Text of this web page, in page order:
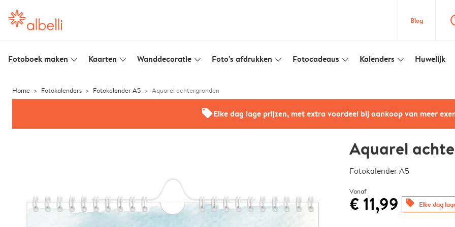
Blog
Fotoboek maken slim_arrow_down Kaarten slim_arrow_down Wanddecoratie slim_arrow_down Foto's afdrukken slim_arrow_down Fotocadeaus slim_arrow_down Kalenders slim_arrow_down Huwelijk
Home Fotokalenders Fotokalender A5 Aquarel achtergronden
offersElke dag lage prijzen, met extra voordeel bij aankoop van meer
Aquarel
Fotokalender A5
Vanaf
€ 11,99 offers Elke dag